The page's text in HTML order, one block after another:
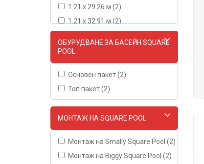
1.21 x 29.26 м (2)
1.21 x 32.91 м (2)
ОБУРУДВАНЕ ЗА БАСЕЙН SQUARE
POOL
Основен пакет (2)
Топ пакет (2)
МОНТАЖ НА SQUARE POOL
Монтаж на Smally Square Pool (2)
Монтаж на Biggy Square Pool (2)